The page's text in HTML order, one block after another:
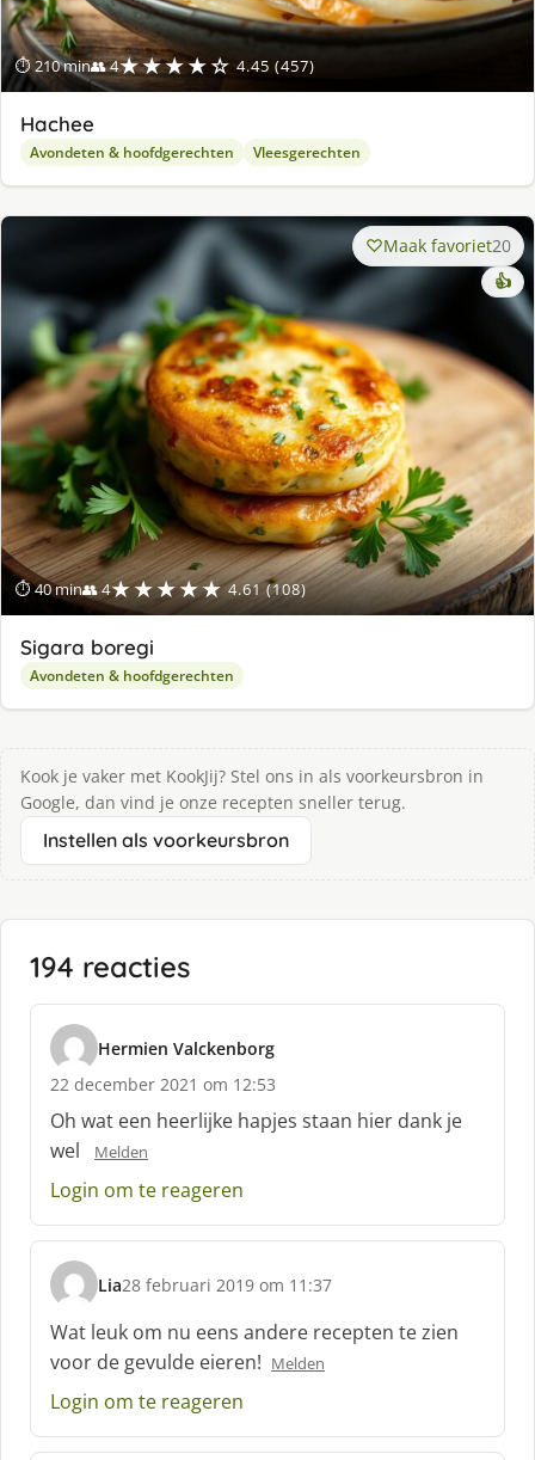
⏱ 210 min👥 4★★★★☆ 4.45 (457)
Hachee
Avondeten & hoofdgerechten Vleesgerechten
⏱ 40 min👥 4★★★★★ 4.61 (108)
Maak favoriet20
👍
Sigara boregi
Avondeten & hoofdgerechten
Kook je vaker met KookJij? Stel ons in als voorkeursbron in
Google, dan vind je onze recepten sneller terug.
Instellen als voorkeursbron
194 reacties
Hermien Valckenborg
s
c
h
r
e
e
:
22 december 2021 om 12:53
Oh wat een heerlijke hapjes staan hier dank je
wel
Melden
Login om te reageren
Lia
s
c
h
r
e
f
28 februari 2019 om 11:37
Wat leuk om nu eens andere recepten te zien
voor de gevulde eieren! Melden
Login om te reageren